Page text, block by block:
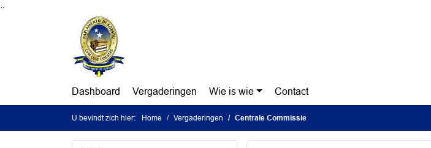
Ga naar de inhoud van deze pagina
Dashboard Vergaderingen Wie is wie Contact
U bevindt zich hier: Home Vergaderingen Centrale Commissie